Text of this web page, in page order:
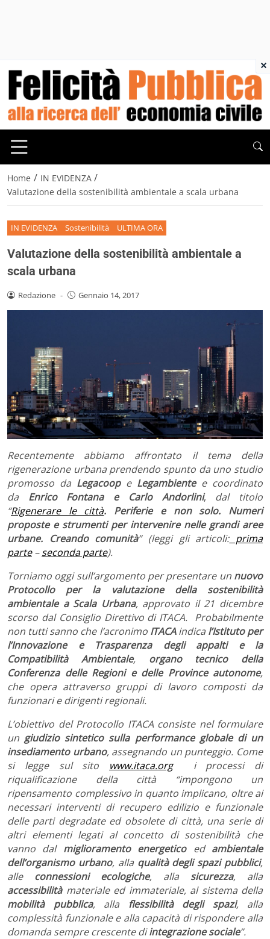
Home / IN EVIDENZA /
Valutazione della sostenibilità ambientale a scala urbana
IN EVIDENZA Sostenibilità ULTIMA ORA
Valutazione della sostenibilità ambientale a
scala urbana
Redazione - Gennaio 14, 2017
Recentemente abbiamo affrontato il tema della
rigenerazione urbana prendendo spunto da uno studio
promosso da Legacoop e Legambiente e coordinato
da
Enrico Fontana e Carlo Andorlini, dal titolo
“Rigenerare le città. Periferie e non solo. Numeri
proposte e strumenti per intervenire nelle grandi aree
urbane. Creando comunità” (leggi gli articoli:prima
parte–seconda parte).
Torniamo oggi sull’argomento per presentare un nuovo
Protocollo per la valutazione della sostenibilità
ambientale a Scala Urbana, approvato il 21 dicembre
scorso dal Consiglio Direttivo di ITACA. Probabilmente
non tutti sanno che l’acronimo ITACAindica l’Istituto per
l’Innovazione e Trasparenza degli appalti e la
Compatibilità Ambientale, organo tecnico della
Conferenza delle Regioni e delle Province autonome,
che opera attraverso gruppi di lavoro composti da
funzionari e dirigenti regionali.
L’obiettivo del Protocollo ITACA consiste nel formulare
ungiudizio sintetico sulla performance globale di un
insediamento urbano, assegnando un punteggio. Come
si legge sul sito www.itaca.orgi processi di
riqualificazione della città “impongono un
ripensamento complessivo in quanto implicano, oltre ai
necessari interventi di recupero edilizio e funzionale
delle parti degradate ed obsolete di città, una serie di
altri elementi legati al concetto di sostenibilità che
vanno dal miglioramento energeticoed ambientale
dell’organismo urbano, alla qualità degli spazi pubblici,
alle connessioni ecologiche, alla sicurezza, alla
accessibilitàmateriale ed immateriale, al sistema della
mobilità pubblica, alla flessibilità degli spazi, alla
complessità funzionale e alla capacità di rispondere alla
domanda sempre crescente diintegrazione sociale”.
×